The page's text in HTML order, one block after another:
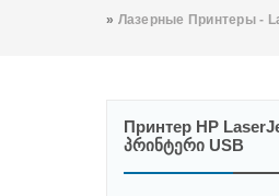
» Лазерные Принтеры -
Принтер HP
Პრინტერი USB